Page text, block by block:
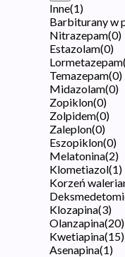
Inne(1)
Barbiturany w
Nitrazepam(0)
Estazolam(0)
Lormetazepam(
Temazepam(0)
Midazolam(0)
Zopiklon(0)
Zolpidem(0)
Zaleplon(0)
Eszopiklon(0)
Melatonina(2)
Klometiazol(1)
Korzeń
Klozapina(3)
Olanzapina(20)
Kwetiapina(15)
Asenapina(1)